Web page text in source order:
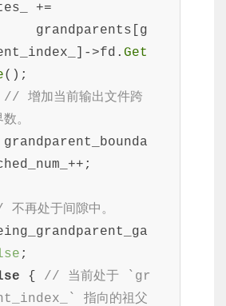
+=
>fd. Get
();
// 增加当前输出文件跨
。
再处于间隙中。
;
{ // 当前处于 `gr
指向的祖父